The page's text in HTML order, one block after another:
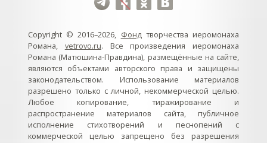
Copyright © 2016–2026, Фонд творчества иеромонаха
Романа, vetrovo.ru. Все произведения иеромонаха
Романа (Матюшина-Правдина), размещённые на сайте,
являются объектами авторского права и защищены
законодательством. Использование материалов
разрешено только с личной, некоммерческой целью.
Любое копирование, тиражирование и
распространение материалов сайта, публичное
исполнение стихотворений и песнопений с
коммерческой целью запрещено без разрешения